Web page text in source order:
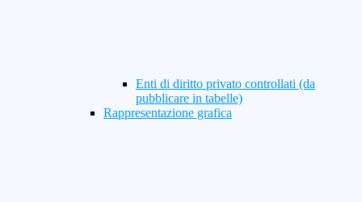
Enti di diritto privato controllati (da
pubblicare in tabelle)
Rappresentazione grafica